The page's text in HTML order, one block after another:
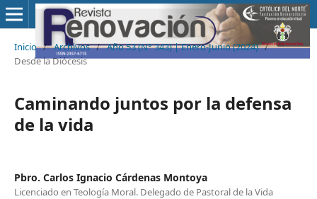
Inicio / Archivos / Año 53 (N° 343) | Enero-Junio (2024) /
Desde la Diócesis
Caminando juntos por la defensa
de la vida
Pbro. Carlos Ignacio Cárdenas Montoya
Licenciado en Teología Moral. Delegado de Pastoral de la Vida